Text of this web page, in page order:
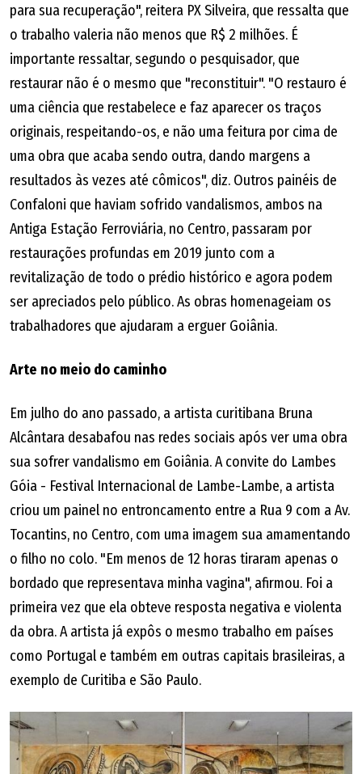
para sua recuperação", reitera PX Silveira, que ressalta que
o trabalho valeria não menos que R$ 2 milhões. É
importante ressaltar, segundo o pesquisador, que
restaurar não é o mesmo que "reconstituir". "O restauro é
uma ciência que restabelece e faz aparecer os traços
originais, respeitando-os, e não uma feitura por cima de
uma obra que acaba sendo outra, dando margens a
resultados às vezes até cômicos", diz. Outros painéis de
Confaloni que haviam sofrido vandalismos, ambos na
Antiga Estação Ferroviária, no Centro, passaram por
restaurações profundas em 2019 junto com a
revitalização de todo o prédio histórico e agora podem
ser apreciados pelo público. As obras homenageiam os
trabalhadores que ajudaram a erguer Goiânia.
Arte no meio do caminho
Em julho do ano passado, a artista curitibana Bruna
Alcântara desabafou nas redes sociais após ver uma obra
sua sofrer vandalismo em Goiânia. A convite do Lambes
Góia - Festival Internacional de Lambe-Lambe, a artista
criou um painel no entroncamento entre a Rua 9 com a Av.
Tocantins, no Centro, com uma imagem sua amamentando
o filho no colo. "Em menos de 12 horas tiraram apenas o
bordado que representava minha vagina", afirmou. Foi a
primeira vez que ela obteve resposta negativa e violenta
da obra. A artista já expôs o mesmo trabalho em países
como Portugal e também em outras capitais brasileiras, a
exemplo de Curitiba e São Paulo.